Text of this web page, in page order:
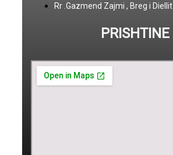
Rr .Gazmend Zajmi , Breg i Diellit
PRISHTINE